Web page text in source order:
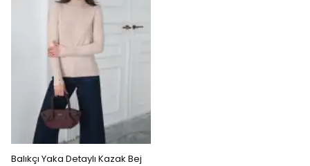
Balıkçı Yaka Detaylı Kazak Bej